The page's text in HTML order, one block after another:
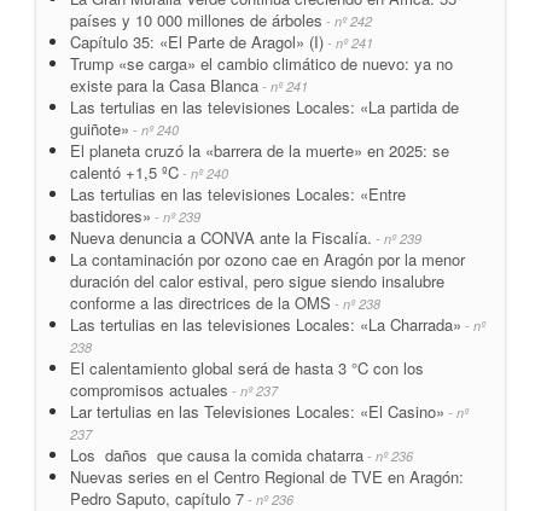
países y 10 000 millones de árboles - nº 242
Capítulo 35: «El Parte de Aragol» (I) - nº 241
Trump «se carga» el cambio climático de nuevo: ya no
existe para la Casa Blanca - nº 241
Las tertulias en las televisiones Locales: «La partida de
guiñote» - nº 240
El planeta cruzó la «barrera de la muerte» en 2025: se
calentó +1,5 ºC - nº 240
Las tertulias en las televisiones Locales: «Entre
bastidores» - nº 239
Nueva denuncia a CONVA ante la Fiscalía. - nº 239
La contaminación por ozono cae en Aragón por la menor
duración del calor estival, pero sigue siendo insalubre
conforme a las directrices de la OMS - nº 238
Las tertulias en las televisiones Locales: «La Charrada» - nº
238
El calentamiento global será de hasta 3 °C con los
compromisos actuales - nº 237
Lar tertulias en las Televisiones Locales: «El Casino» - nº
237
Los daños que causa la comida chatarra - nº 236
Nuevas series en el Centro Regional de TVE en Aragón:
Pedro Saputo, capítulo 7 - nº 236